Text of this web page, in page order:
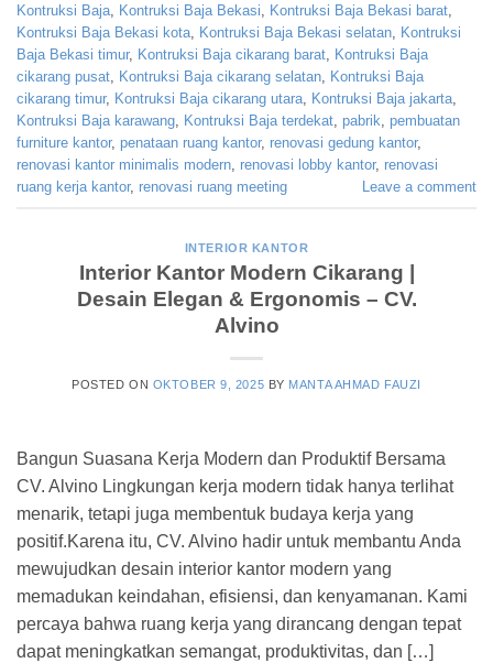
Kontruksi Baja
Kontruksi Baja Bekasi Kontruksi Baja Bekasi barat
Kontruksi Baja Bekasi kota
Kontruksi Baja Bekasi selatan
Kontruksi
Baja Bekasi timur, Kontruksi Baja cikarang barat
Kontruksi Baja
cikarang pusat
Kontruksi Baja cikarang selatan
Kontruksi Baja
cikarang timur, Kontruksi Baja cikarang utara Kontruksi Baja jakarta
Kontruksi Baja karawang
Kontruksi Baja terdekat pabrik pembuatan
furniture kantor, penataan ruang kantor, renovasi gedung kantor,
renovasi kantor minimalis modern renovasi lobby kantor, renovasi
ruang kerja kantor, renovasi ruang meeting Leave a comment
INTERIOR KANTOR
Interior Kantor Modern Cikarang |
Desain Elegan & Ergonomis – CV.
Alvino
POSTED ON OKTOBER 9, 2025 BY MANTA AHMAD FAUZI
Bangun Suasana Kerja Modern dan Produktif Bersama
CV. Alvino Lingkungan kerja modern tidak hanya terlihat
menarik, tetapi juga membentuk budaya kerja yang
positif.Karena itu, CV. Alvino hadir untuk membantu Anda
mewujudkan desain interior kantor modern yang
memadukan keindahan, efisiensi, dan kenyamanan. Kami
percaya bahwa ruang kerja yang dirancang dengan tepat
dapat meningkatkan semangat, produktivitas, dan […]